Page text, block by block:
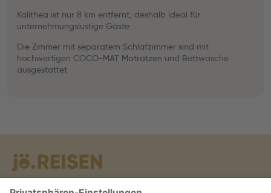
Kalithea ist nur 8 km entfernt, deshalb ideal für
unternehmungslustige Gäste
Die Zimmer mit separatem Schlafzimmer sind mit
hochwertigen COCO-MAT Matratzen und Bettwäsche
ausgestattet